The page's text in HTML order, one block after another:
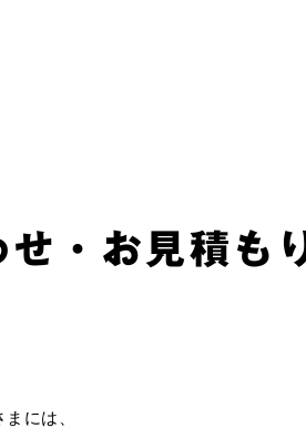
せ・お見積も
には、